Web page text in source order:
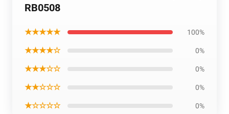
RB0508
★★★★★ 100%
★★★★☆ 0%
★★★☆☆ 0%
★★☆☆☆ 0%
★☆☆☆☆ 0%